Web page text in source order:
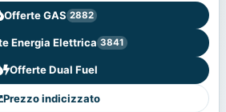
Offerte GAS 2882
Energia Elettrica 3841
Offerte Dual Fuel
Prezzo indicizzato